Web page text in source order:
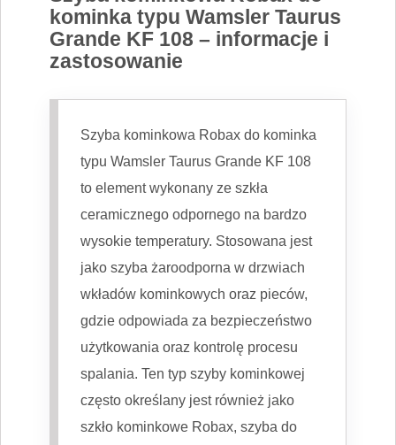
kominka typu Wamsler Taurus
Grande KF 108 – informacje i
zastosowanie
Szyba kominkowa Robax do kominka
typu Wamsler Taurus Grande KF 108
to element wykonany ze szkła
ceramicznego odpornego na bardzo
wysokie temperatury. Stosowana jest
jako szyba żaroodporna w drzwiach
wkładów kominkowych oraz pieców,
gdzie odpowiada za bezpieczeństwo
użytkowania oraz kontrolę procesu
spalania. Ten typ szyby kominkowej
często określany jest również jako
szkło kominkowe Robax, szyba do